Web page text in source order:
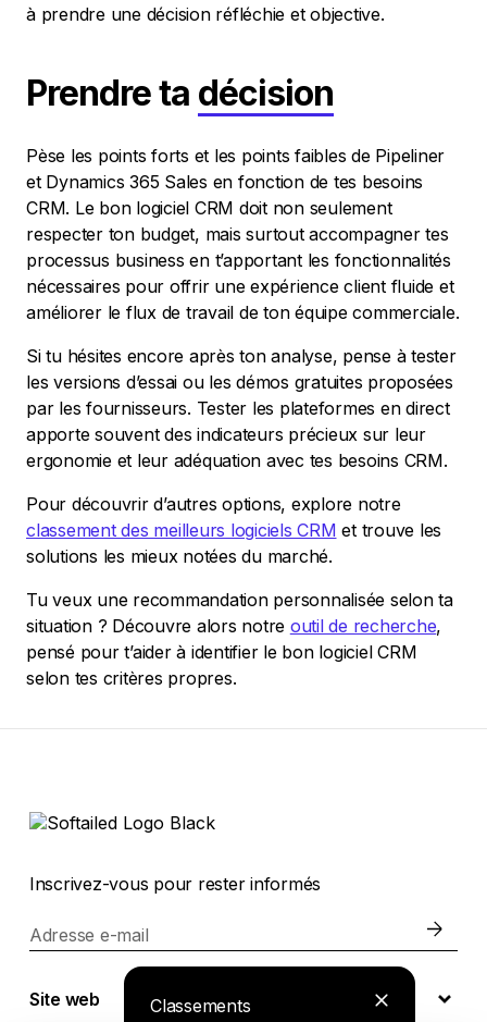
à prendre une décision réfléchie et objective.
Prendre ta décision
Pèse les points forts et les points faibles de Pipeliner
et Dynamics 365 Sales en fonction de tes besoins
CRM. Le bon logiciel CRM doit non seulement
respecter ton budget, mais surtout accompagner tes
processus business en t’apportant les fonctionnalités
nécessaires pour offrir une expérience client fluide et
améliorer le flux de travail de ton équipe commerciale.
Si tu hésites encore après ton analyse, pense à tester
les versions d’essai ou les démos gratuites proposées
par les fournisseurs. Tester les plateformes en direct
apporte souvent des indicateurs précieux sur leur
ergonomie et leur adéquation avec tes besoins CRM.
Pour découvrir d’autres options, explore notre
classement des meilleurs logiciels CRM et trouve les
solutions les mieux notées du marché.
Tu veux une recommandation personnalisée selon ta
situation ? Découvre alors notre outil de recherche,
pensé pour t’aider à identifier le bon logiciel CRM
selon tes critères propres.
Classements
Inscrivez-vous pour rester informés
Adresse e-mail
Site web